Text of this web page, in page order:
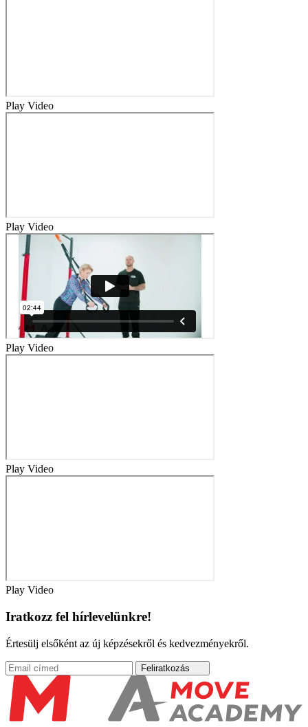
Play Video
Play Video
Play Video
Play Video
Play Video
Iratkozz fel hírlevelünkre!
Értesülj elsőként az új képzésekről és kedvezményekről.
Feliratkozás